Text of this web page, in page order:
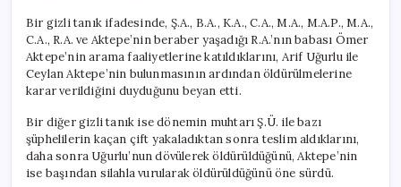
Bir gizli tanık ifadesinde, Ş.A., B.A., K.A., C.A., M.A., M.A.P., M.A.,
C.A., R.A. ve Aktepe’nin beraber yaşadığı R.A.’nın babası Ömer
Aktepe’nin arama faaliyetlerine katıldıklarını, Arif Uğurlu ile
Ceylan Aktepe’nin bulunmasının ardından öldürülmelerine
karar verildiğini duyduğunu beyan etti.
Bir diğer gizli tanık ise dönemin muhtarı Ş.Ü. ile bazı
şüphelilerin kaçan çift yakaladıktan sonra teslim aldıklarını,
daha sonra Uğurlu’nun dövülerek öldürüldüğünü, Aktepe’nin
ise başından silahla vurularak öldürüldüğünü öne sürdü.